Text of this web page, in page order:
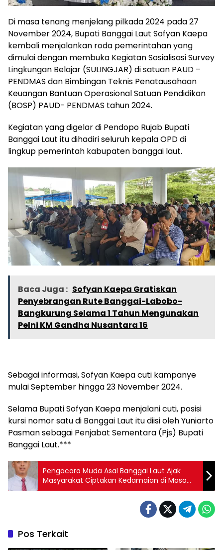
Di masa tenang menjelang pilkada 2024 pada 27
November 2024, Bupati Banggai Laut Sofyan Kaepa
kembali menjalankan roda pemerintahan yang
dimulai dengan membuka Kegiatan Sosialisasi Survey
Lingkungan Belajar (SULINGJAR) di satuan PAUD –
PENDMAS dan Bimbingan Teknis Penatausahaan
Keuangan Bantuan Operasional Satuan Pendidikan
(BOSP) PAUD- PENDMAS tahun 2024.
Kegiatan yang digelar di Pendopo Rujab Bupati
Banggai Laut itu dihadiri seluruh kepala OPD di
lingkup pemerintah kabupaten banggai laut.
Baca Juga : Sofyan Kaepa Gratiskan
Penyebrangan Rute Banggai-Labobo-
Bangkurung Selama 1 Tahun Mengunakan
Pelni KM Gandha Nusantara 16
Sebagai informasi, Sofyan Kaepa cuti kampanye
mulai September hingga 23 November 2024.
Selama Bupati Sofyan Kaepa menjalani cuti, posisi
kursi nomor satu di Banggai Laut itu diisi oleh Yuniarto
Pasman sebagai Penjabat Sementara (Pjs) Bupati
Banggai Laut.***
Pengacara Muda Asal Banggai Laut Ajak
Masyarakat Ciptakan Kedamaian di Masa
Tenang Pilkada 2024
Pos Terkait